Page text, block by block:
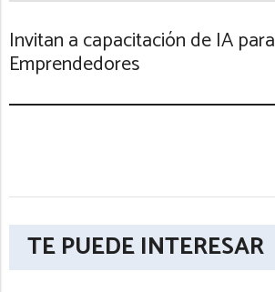
Invitan a capacitación de IA para
Emprendedores
TE PUEDE INTERESAR